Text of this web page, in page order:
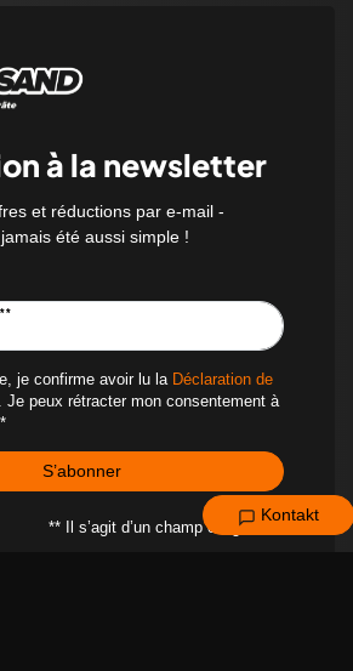
Kontakt
à la newsletter
et réductions par e-mail -
été aussi simple !
je confirme avoir lu la Déclaration de
Je peux rétracter mon consentement à
S’abonner
** Il s’agit d’un champ obligatoire.